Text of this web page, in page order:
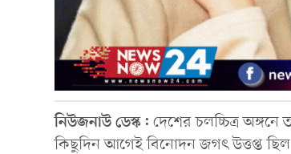
নিউজনাউ ডেস্ক: দেশের চলচ্চিত্র
কিছুদিন আগেই বিনোদন জগৎ উত্তপ্ত ছিল